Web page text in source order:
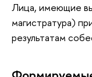
Лица, имеющие
магистратура)
результатам